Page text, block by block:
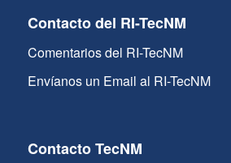
Contacto del RI-TecNM
Comentarios del RI-TecNM
Envíanos un Email al RI-TecNM
Contacto TecNM